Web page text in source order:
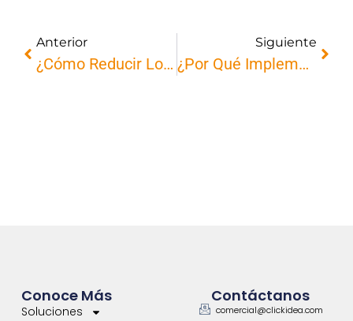
Anterior
¿Cómo Reducir Los Tiempos Muertos En Mantenimiento?
Siguiente
¿Por Qué Implementar Un CMMS En Tu Empresa Impulsa La Productividad Y Mejora La Toma De Decisiones?
Conoce Más
Soluciones
Contáctanos
comercial@clickidea.com